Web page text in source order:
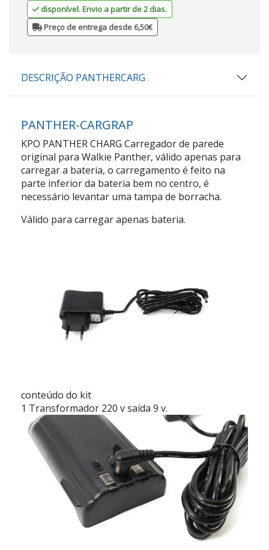
disponível. Envio a partir de 2 dias.
Preço de entrega desde 6,50€
DESCRIÇÃO PANTHERCARG
PANTHER-CARGRAP
KPO PANTHER CHARG Carregador de parede
original para Walkie Panther, válido apenas para
carregar a bateria, o carregamento é feito na
parte inferior da bateria bem no centro, é
necessário levantar uma tampa de borracha.
Válido para carregar apenas bateria.
conteúdo do kit
1 Transformador 220 v saída 9 v.